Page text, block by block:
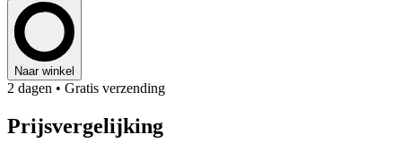
Naar winkel
2 dagen • Gratis verzending
Prijsvergelijking